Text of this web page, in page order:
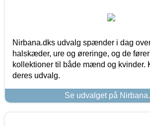
Nirbana.dks udvalg spænder i dag
halskæder, ure og øreringe, og de
kollektioner til både mænd og kvinder.
deres udvalg.
Se udvalget på